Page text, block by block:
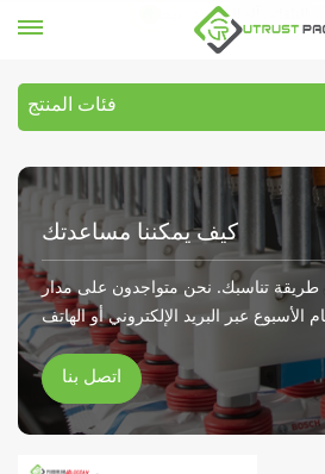
التلقائي آلة السد
فئات المنتج
كيف يمكننا مساعدتك
طريقة تناسبك. نحن متواجدون على مدار
اتصل بنا